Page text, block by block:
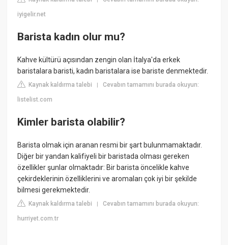
iyigelir.net
Barista kadın olur mu?
Kahve kültürü açısından zengin olan İtalya'da erkek
baristalara baristi, kadın baristalara ise bariste denmektedir.
Kaynak kaldırma talebi |Cevabın tamamını burada okuyun:
listelist.com
Kimler barista olabilir?
Barista olmak için aranan resmi bir şart bulunmamaktadır.
Diğer bir yandan kalifiyeli bir baristada olması gereken
özellikler şunlar olmaktadır: Bir barista öncelikle kahve
çekirdeklerinin özelliklerini ve aromaları çok iyi bir şekilde
bilmesi gerekmektedir.
Kaynak kaldırma talebi |Cevabın tamamını burada okuyun:
hurriyet.com.tr